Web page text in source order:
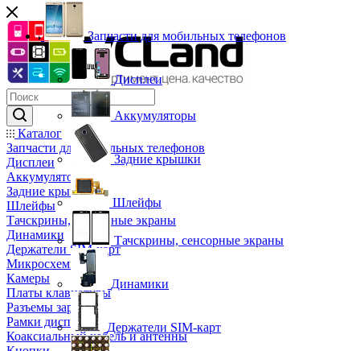
Каталог
Запчасти для мобильных телефонов
Дисплеи
Аккумуляторы
Задние крышки
Шлейфы
Тачскрины, сенсорные экраны
Динамики
Держатели SIM-карт
Микросхемы
Камеры
Платы клавиатуры
Разъемы зарядки
Рамки дисплея
Коаксиальный кабель и антенны
Запчасти для мобильных телефонов
Дисплеи
Аккумуляторы
Задние крышки
Шлейфы
Тачскрины, сенсорные экраны
Динамики
Держатели SIM-карт